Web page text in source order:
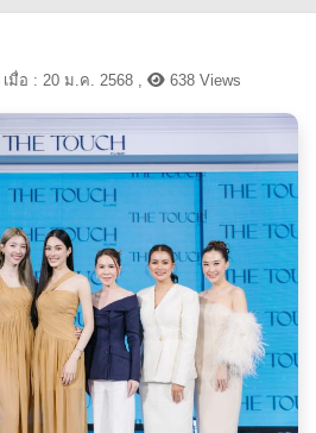
เมื่อ : 20 ม.ค. 2568 , 638 Views